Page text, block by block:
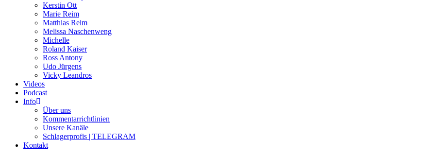
Kerstin Ott
Marie Reim
Matthias Reim
Melissa Naschenweng
Michelle
Roland Kaiser
Ross Antony
Udo Jürgens
Vicky Leandros
Videos
Podcast
Info
Über uns
Kommentarrichtlinien
Unsere Kanäle
Schlagerprofis | TELEGRAM
Kontakt